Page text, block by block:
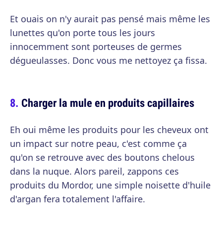
Et ouais on n'y aurait pas pensé mais même les
lunettes qu'on porte tous les jours
innocemment sont porteuses de germes
dégueulasses. Donc vous me nettoyez ça fissa.
Charger la mule en produits capillaires
Eh oui même les produits pour les cheveux ont
un impact sur notre peau, c'est comme ça
qu'on se retrouve avec des boutons chelous
dans la nuque. Alors pareil, zappons ces
produits du Mordor, une simple noisette d'huile
d'argan fera totalement l'affaire.